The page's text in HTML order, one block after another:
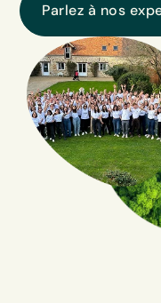
Parlez à nos